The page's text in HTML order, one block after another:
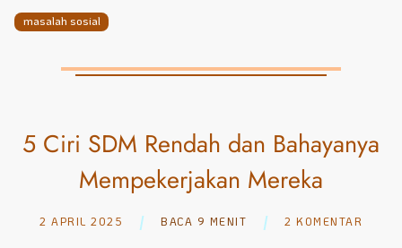
masalah sosial
5 Ciri SDM Rendah dan Bahayanya
Mempekerjakan Mereka
2 APRIL 2025 BACA 9 MENIT 2 KOMENTAR